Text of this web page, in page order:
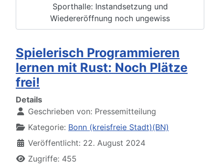
Sporthalle: Instandsetzung und
Wiedereröffnung noch ungewiss
Spielerisch Programmieren
lernen mit Rust: Noch Plätze
frei!
Details
Geschrieben von: Pressemitteilung
Kategorie: Bonn (kreisfreie Stadt)(BN)
Veröffentlicht: 22. August 2024
Zugriffe: 455